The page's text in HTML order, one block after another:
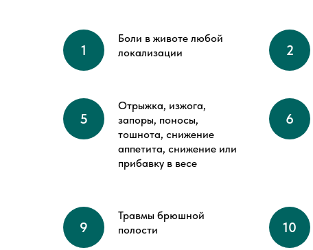
Боли в животе любой
локализации
Отрыжка, изжога,
запоры, поносы,
тошнота, снижение
аппетита, снижение или
прибавку в весе
Травмы брюшной
полости